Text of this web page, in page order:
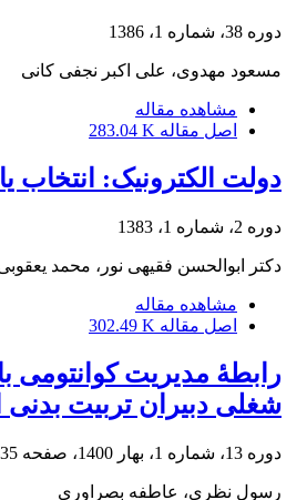
دوره 38، شماره 1، 1386
مسعود مهدوی، علی اکبر نجفی کانی
مشاهده مقاله
اصل مقاله 283.04 K
دولت الکترونیک: انتخاب یا
دوره 2، شماره 1، 1383
دکتر ابوالحسن فقیهى نور، محمد
مشاهده مقاله
اصل مقاله 302.49 K
رابطۀ مدیریت کوانتومی
شغلی دبیران تربیت
دوره 13، شماره 1، بهار 1400، صفحه 35-46
رسول نظری، عاطفه بصراوری